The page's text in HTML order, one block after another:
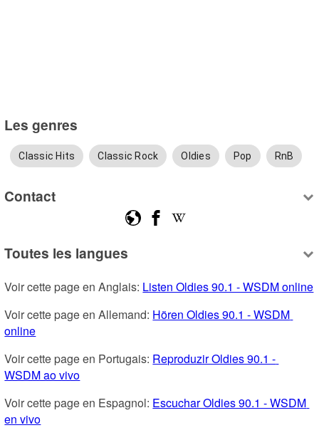
Les genres
Classic Hits Classic Rock Oldies Pop RnB
Contact
Toutes les langues
Voir cette page en Anglais: Listen Oldies 90.1 - WSDM online
Voir cette page en Allemand: Hören Oldies 90.1 - WSDM
online
Voir cette page en Portugais: Reproduzir Oldies 90.1 -
WSDM ao vivo
Voir cette page en Espagnol: Escuchar Oldies 90.1 - WSDM
en vivo